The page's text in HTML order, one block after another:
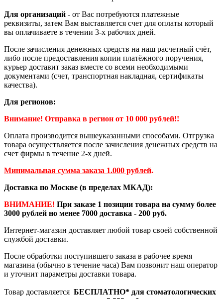
Для организаций - от Вас потребуются платежные
реквизиты, затем Вам выставляется счет для оплаты который
вы оплачиваете в течении 3-х рабочих дней.
После зачисления денежных средств на наш расчетный счёт,
либо после предоставления копии платёжного поручения,
курьер доставит заказ вместе со всеми необходимыми
документами (счет, транспортная накладная, сертификаты
качества).
Для регионов:
Внимание! Отправка в регион от 10 000 рублей!!
Оплата производится вышеуказанными способами. Отгрузка
товара осуществляется после зачисления денежных средств на
счет фирмы в течение 2-х дней.
Минимальная сумма заказа 1.000 рублей.
Доставка по Москве (в пределах МКАД):
ВНИМАНИЕ! При заказе 1 позиции товара на сумму более
3000 рублей но менее 7000 доставка - 200 руб.
Интернет-магазин доставляет любой товар своей собственной
службой доставки.
После обработки поступившего заказа в рабочее время
магазина (обычно в течение часа) Вам позвонит наш оператор
и уточнит параметры доставки товара.
Товар доставляется БЕСПЛАТНО* для стоматологических